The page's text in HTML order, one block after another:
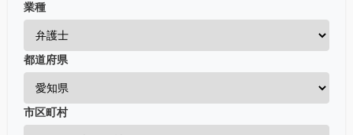
業種
都道府県
市区町村